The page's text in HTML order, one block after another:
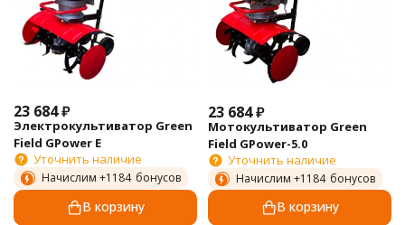
23 684₽
Электрокультиватор Green
Field GPower E
Уточнить наличие
Начислим +1184 бонусов
В корзину
23 684₽
Мотокультиватор Green
Field GPower-5.0
Уточнить наличие
Начислим +1184 бонусов
В корзину